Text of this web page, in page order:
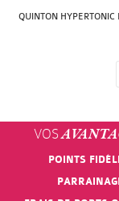
QUINTON
VOS
POINTS